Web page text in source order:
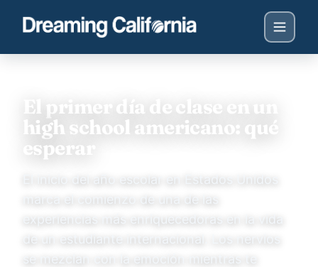
El primer día de clase en un
high school americano: qué
esperar
El inicio del año escolar en Estados Unidos
marca el comienzo de una de las
experiencias más enriquecedoras en la vida
de un estudiante internacional. Los nervios
se mezclan con la emoción mientras te